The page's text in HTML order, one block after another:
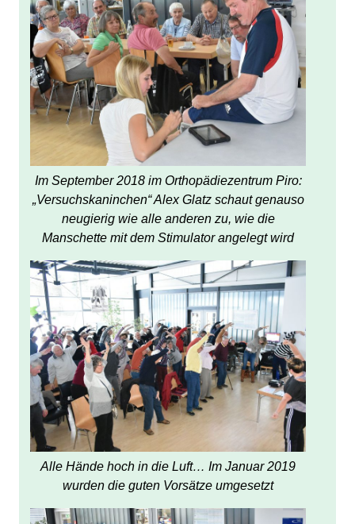
Im September 2018 im Orthopädiezentrum Piro:
„Versuchskaninchen“ Alex Glatz schaut genauso
neugierig wie alle anderen zu, wie die
Manschette mit dem Stimulator angelegt wird
Alle Hände hoch in die Luft… Im Januar 2019
wurden die guten Vorsätze umgesetzt